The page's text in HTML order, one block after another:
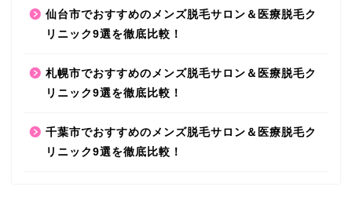
仙台市でおすすめのメンズ脱毛サロン＆医療脱毛ク
リニック9選を徹底比較！
札幌市でおすすめのメンズ脱毛サロン＆医療脱毛ク
リニック9選を徹底比較！
千葉市でおすすめのメンズ脱毛サロン＆医療脱毛ク
リニック9選を徹底比較！